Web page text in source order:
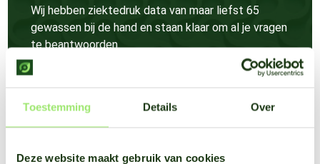
Toestemming Details Over
Deze website maakt gebruik van cookies
Wij hebben ziektedruk data van maar liefst 65
gewassen bij de hand en staan klaar om al je vragen
te beantwoorden.